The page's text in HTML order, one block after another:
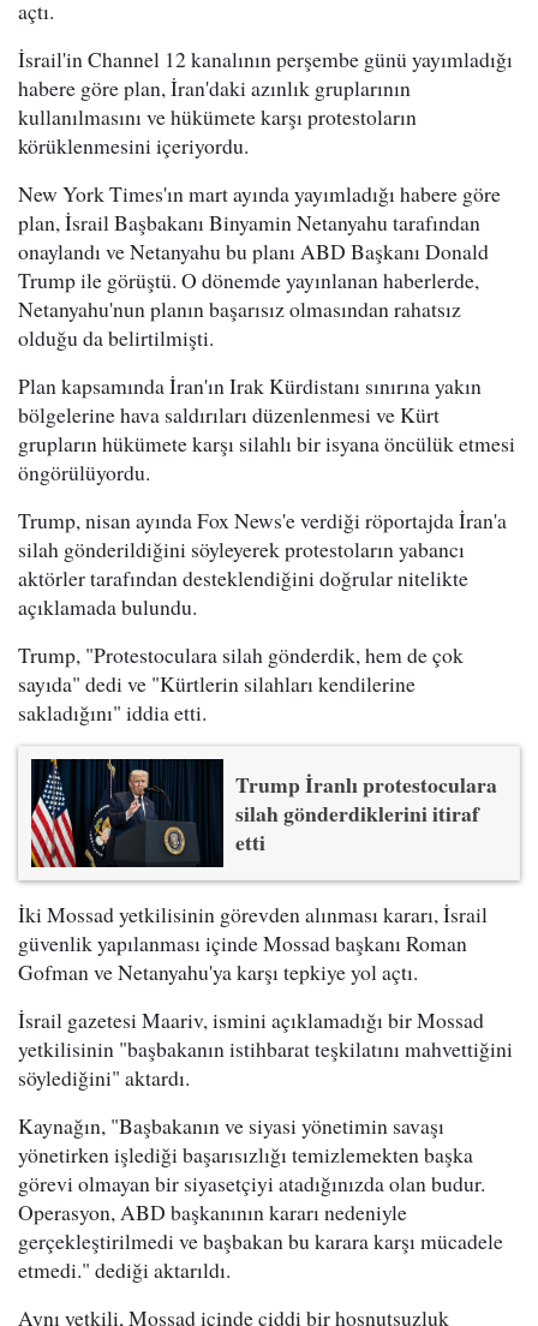
açtı.
İsrail'in Channel 12 kanalının perşembe günü yayımladığı
habere göre plan, İran'daki azınlık gruplarının
kullanılmasını ve hükümete karşı protestoların
körüklenmesini içeriyordu.
New York Times'ın mart ayında yayımladığı habere göre
plan, İsrail Başbakanı Binyamin Netanyahu tarafından
onaylandı ve Netanyahu bu planı ABD Başkanı Donald
Trump ile görüştü. O dönemde yayınlanan haberlerde,
Netanyahu'nun planın başarısız olmasından rahatsız
olduğu da belirtilmişti.
Plan kapsamında İran'ın Irak Kürdistanı sınırına yakın
bölgelerine hava saldırıları düzenlenmesi ve Kürt
grupların hükümete karşı silahlı bir isyana öncülük etmesi
öngörülüyordu.
Trump, nisan ayında Fox News'e verdiği röportajda İran'a
silah gönderildiğini söyleyerek protestoların yabancı
aktörler tarafından desteklendiğini doğrular nitelikte
açıklamada bulundu.
Trump, "Protestoculara silah gönderdik, hem de çok
sayıda" dedi ve "Kürtlerin silahları kendilerine
sakladığını" iddia etti.
Trump İranlı protestoculara
silah gönderdiklerini itiraf
etti
İki Mossad yetkilisinin görevden alınması kararı, İsrail
güvenlik yapılanması içinde Mossad başkanı Roman
Gofman ve Netanyahu'ya karşı tepkiye yol açtı.
İsrail gazetesi Maariv, ismini açıklamadığı bir Mossad
yetkilisinin "başbakanın istihbarat teşkilatını mahvettiğini
söylediğini" aktardı.
Kaynağın, "Başbakanın ve siyasi yönetimin savaşı
yönetirken işlediği başarısızlığı temizlemekten başka
görevi olmayan bir siyasetçiyi atadığınızda olan budur.
Operasyon, ABD başkanının kararı nedeniyle
gerçekleştirilmedi ve başbakan bu karara karşı mücadele
etmedi." dediği aktarıldı.
Aynı yetkili, Mossad içinde ciddi bir hoşnutsuzluk